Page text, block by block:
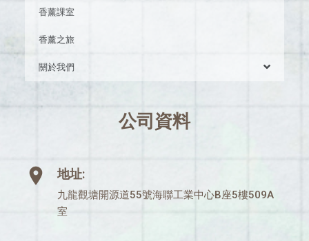
香薰課室
香薰之旅
關於我們
公司資料
地址:
九龍觀塘開源道55號海聯工業中心B座5樓509A
室